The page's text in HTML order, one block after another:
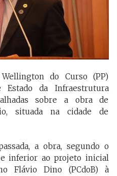
do Curso (PP)
Estado da Infraestrutura
sobre a obra de
situada na cidade de
a obra, segundo o
inferior ao projeto inicial
Flávio Dino (PCdoB) à